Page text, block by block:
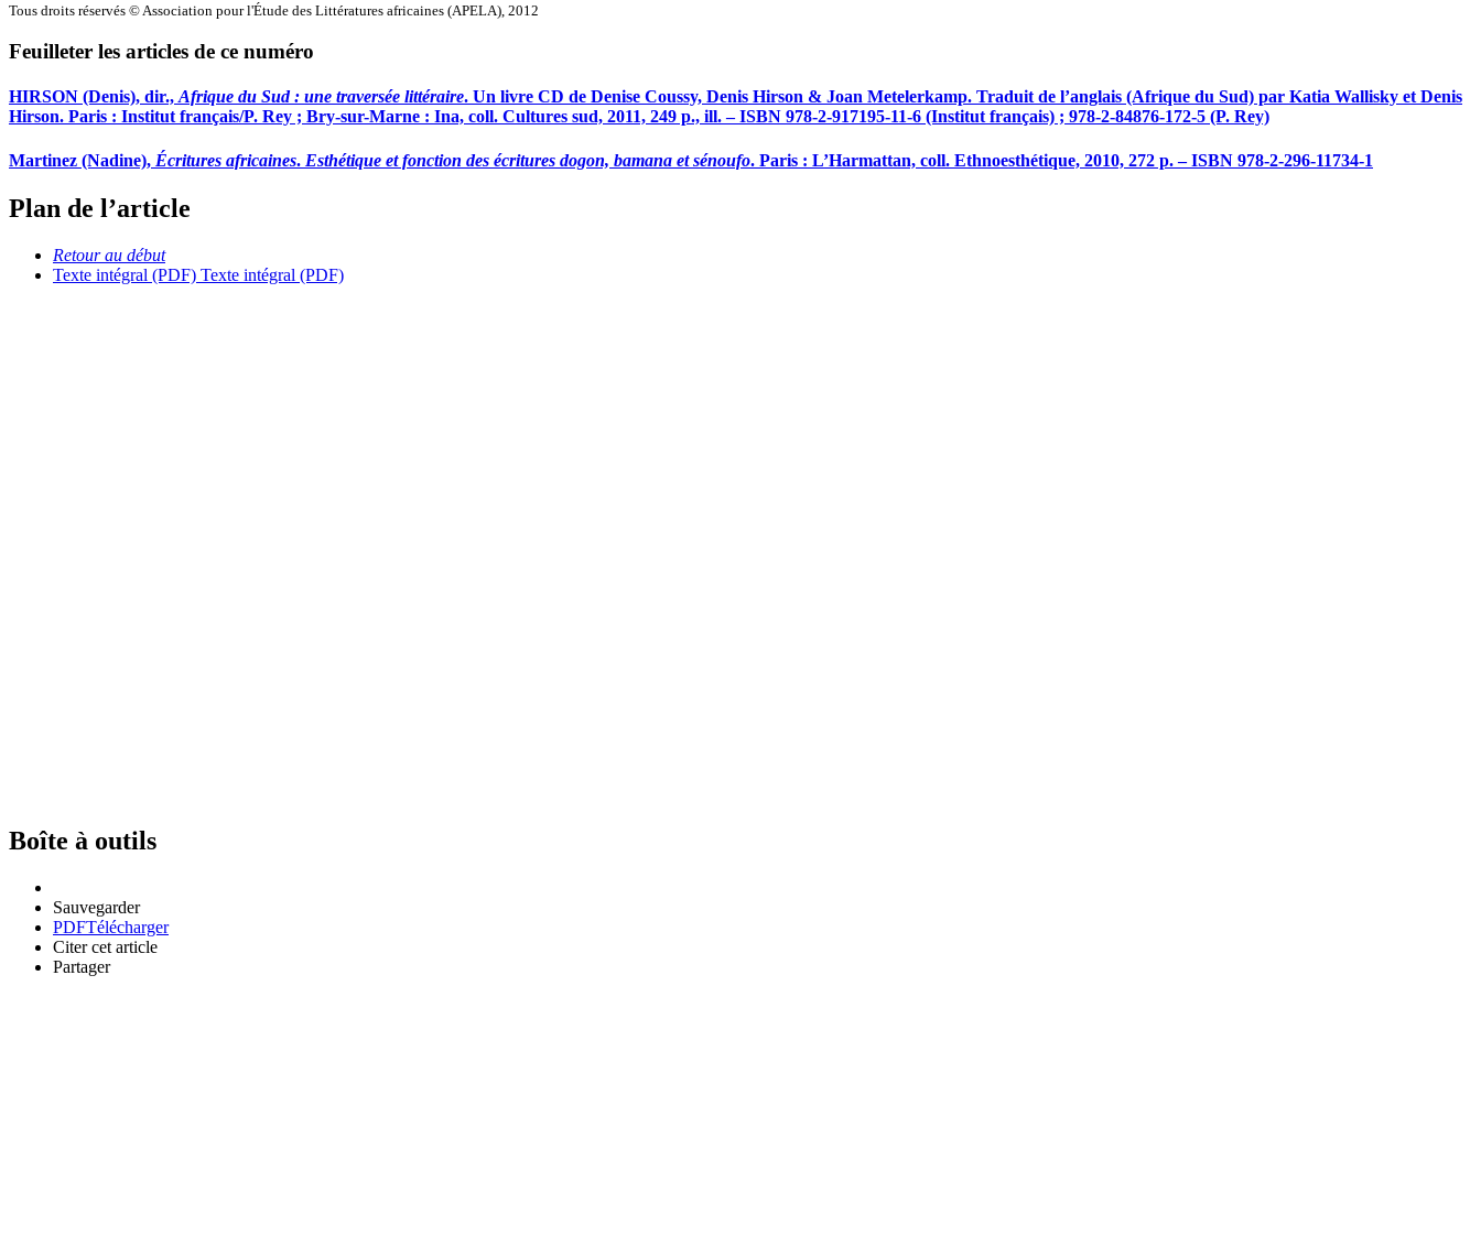
Tous droits réservés © Association pour l'Étude des Littératures africaines (APELA), 2012
Feuilleter les articles de ce numéro
HIRSON (Denis), dir.,Afrique du Sud : une traversée littéraire. Un livre CD de Denise Coussy, Denis Hirson & Joan Metelerkamp. Traduit de l’anglais (Afrique du Sud) par Katia Wallisky et Denis
Hirson. Paris : Institut français/P. Rey ; Bry-sur-Marne : Ina, coll. Cultures sud, 2011, 249 p., ill. – ISBN 978-2-917195-11-6 (Institut français) ; 978-2-84876-172-5 (P. Rey)
Martinez (Nadine), Écritures africaines. Esthétique et fonction des écritures dogon, bamana et sénoufo. Paris : L’Harmattan, coll. Ethnoesthétique, 2010, 272 p. – ISBN 978-2-296-11734-1
Plan de l’article
Retour au début
Texte intégral (PDF) Texte intégral (PDF)
Boîte à outils
Sauvegarder
PDFTélécharger
Citer cet article
Partager